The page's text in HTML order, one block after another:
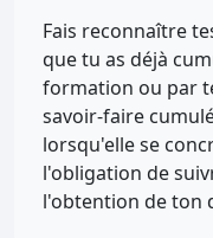
Fais reconnaître
que tu as déjà
formation ou par
savoir-faire
lorsqu'elle se
l'obligation de
l'obtention de ton